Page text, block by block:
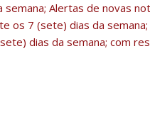
Alertas de novas
os 7 (sete) dias da
dias da semana; com